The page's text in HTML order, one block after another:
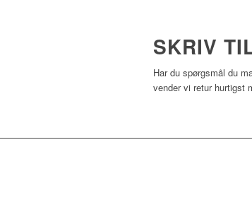
SKRIV
Har du spørgsmål du
vender vi retur hurtigst